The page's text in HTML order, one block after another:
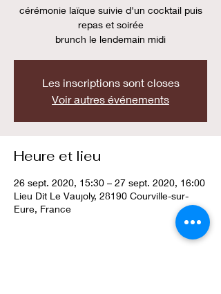
cérémonie laïque suivie d'un cocktail puis
repas et soirée
brunch le lendemain midi
Les inscriptions sont closes
Voir autres événements
Heure et lieu
26 sept. 2020, 15:30 – 27 sept. 2020, 16:00
Lieu Dit Le Vaujoly, 28190 Courville-sur-
Eure, France